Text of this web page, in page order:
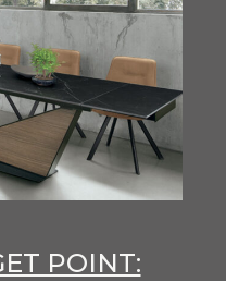
POINT: